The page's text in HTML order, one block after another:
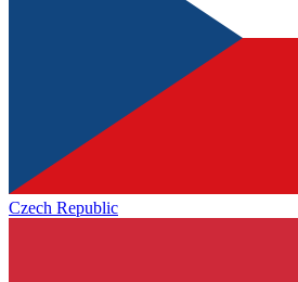
Czech Republic